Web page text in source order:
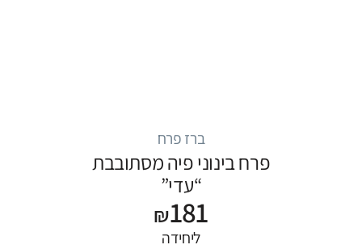
ברז פרח
פרח בינוני פיה מסתובבת
“עדי”
₪181
ליחידה